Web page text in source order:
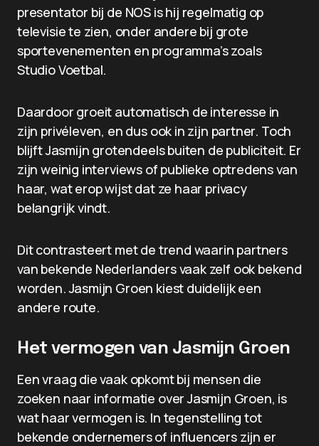
presentator bij de NOS is hij regelmatig op
televisie te zien, onder andere bij grote
sportevenementen en programma’s zoals
Studio Voetbal.
Daardoor groeit automatisch de interesse in
zijn privéleven, en dus ook in zijn partner. Toch
blijft Jasmijn grotendeels buiten de publiciteit. Er
zijn weinig interviews of publieke optredens van
haar, wat erop wijst dat ze haar privacy
belangrijk vindt.
Dit contrasteert met de trend waarin partners
van bekende Nederlanders vaak zelf ook bekend
worden. Jasmijn Groen kiest duidelijk een
andere route.
Het vermogen van Jasmijn Groen
Een vraag die vaak opkomt bij mensen die
zoeken naar informatie over Jasmijn Groen, is
wat haar vermogen is. In tegenstelling tot
bekende ondernemers of influencers zijn er